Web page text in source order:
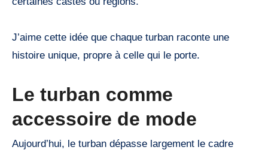
J’aime cette idée que chaque turban raconte une
histoire unique, propre à celle qui le porte.
Le turban comme
accessoire de mode
Aujourd’hui, le turban dépasse largement le cadre